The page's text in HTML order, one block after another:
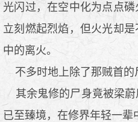
光闪过，在空中化为点点
立刻燃起烈焰，但火光却
中的离火。
不多时地上除了那贼首的
其余鬼修的尸身竟被梁蔚
已至臻境，在修界年轻一辈